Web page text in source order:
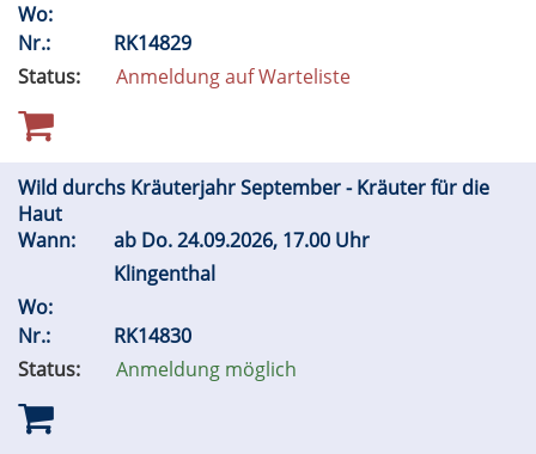
Wo:
Nr.:
RK14829
Status:
Anmeldung auf Warteliste
Wild durchs Kräuterjahr September - Kräuter für die
Haut
Wann:
ab Do.24.09.2026, 17.00 Uhr
Klingenthal
Wo:
Nr.:
RK14830
Status:
Anmeldung möglich